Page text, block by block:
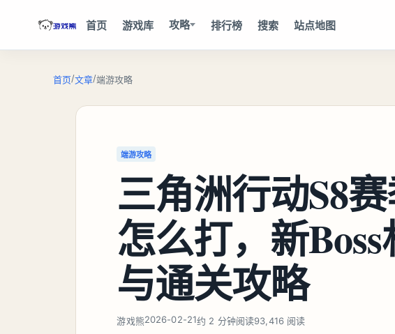
首页 游戏库 攻略 排行榜 搜索 站点地图
首页/文章/端游攻略
端游攻略
三角洲行动S8
怎么打，新
与通关攻略
游戏熊2026-02-21约 2 分钟阅读93,416 阅读